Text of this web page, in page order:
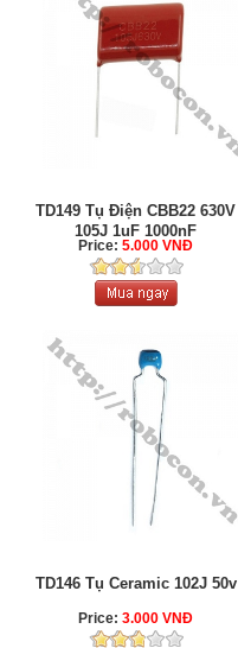
TD149 Tụ Điện CBB22 630V
105J 1uF 1000nF
Price:5.000 VNĐ
TD146 Tụ Ceramic 102J 50v
Price:3.000 VNĐ